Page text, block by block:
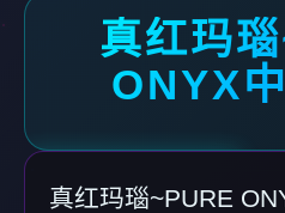
真红玛
ONYX
真红玛瑙~PURE